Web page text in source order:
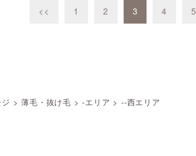
<< 1 2 3 4 5
>薄毛・抜け毛 >-エリア >--西エリア